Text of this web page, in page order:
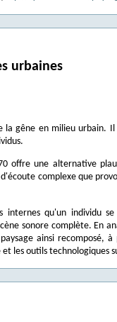
urbaines
gêne en milieu urbain.
offre une alternative
complexe que
internes qu'un individu
sonore complète. En
ainsi
outils technologiques